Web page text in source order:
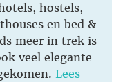
hostels,
en bed &
meer in trek is
veel elegante
Lees